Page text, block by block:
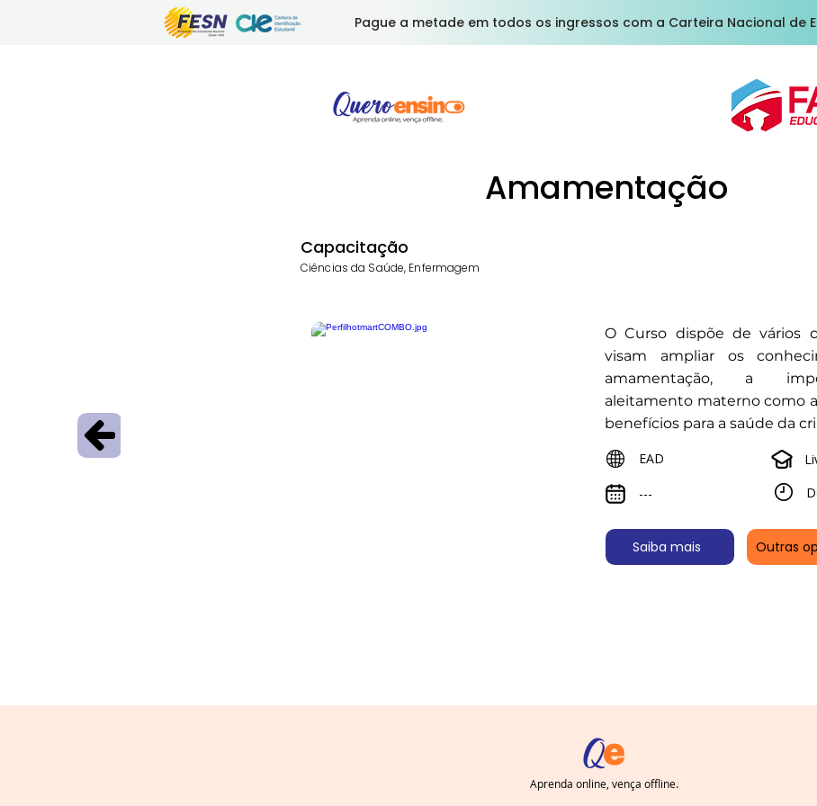
Pague a metade em todos os ingressos com a Carteira Nacional de
Amamentação
Capacitação
Ciências da Saúde, Enfermagem
O Curso dispõe de vários
visam ampliar os
amamentação, a
aleitamento materno como
benefícios para a saúde da
EAD
---
Saiba mais Outras
Aprenda online, vença offline.